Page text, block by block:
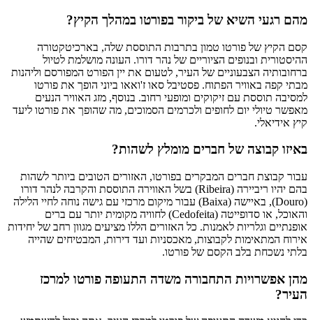
מהם רגעי השיא של ביקור בפורטו במהלך הקיץ?
קסם הקיץ של פורטו טמון בתרבות התוססת שלה, בארכיטקטורה
ההיסטורית ובנופים הציוריים של נהר דורו. העונה מושלמת לטיול
ברחובותיה הצבעוניים של העיר, לטעום את יין הפורט המפורסם וליהנות
מבתי קפה באוויר הפתוח. פסטיבל סאו ז'ואאו ביוני הופך את פורטו
למסיבה תוססת עם זיקוקים ומופעי רחוב. בנוסף, מזג האוויר הנעים
מאפשר טיולי יום לחופים ולכרמים הסמוכים, מה שהופך את פורטו ליעד
קיץ אידיאלי.
באיזו קבוצה של חברים מומלץ לשהות?
עבור קבוצת חברים המבקרים בפורטו, האזורים הטובים ביותר לשהות
בהם יהיו ריביירה (Ribeira) בשל האווירה התוססת והקרבה לנהר דורו
(Douro), באיישה (Baixa) עבור מיקום מרכזי עם גישה נוחה לחיי הלילה
והאוכל, או סדופייטה (Cedofeita) לחוויה מקומית יותר עם ברים
אופנתיים וגלריות לאמנות. כל האזורים הללו מציעים מגוון רחב של יחידות
אירוח המתאימות לקבוצות, מאכסניות ועד דירות, המבטיחים שהייה
בלתי נשכחת בלב הקסם של פורטו.
מהן אפשרויות התחבורה משדה התעופה פורטו למרכז
העיר?